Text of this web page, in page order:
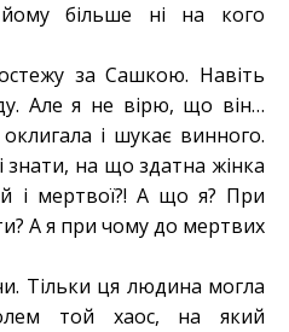
більше ні на кого
за Сашкою. Навіть
Але я не вірю, що він…
і шукає винного.
знати, на що здатна жінка
і мертвої?! А що я? При
А я при чому до мертвих
Тільки ця людина могла
той хаос, на який